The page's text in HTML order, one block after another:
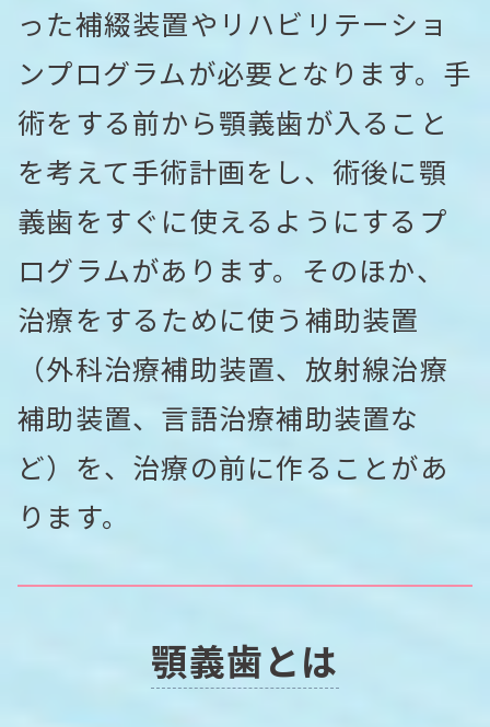
った補綴装置やリハビリテーショ
ンプログラムが必要となります。手
術をする前から顎義歯が入ること
を考えて手術計画をし、術後に顎
義歯をすぐに使えるようにするプ
ログラムがあります。そのほか、
治療をするために使う補助装置
（外科治療補助装置、放射線治療
補助装置、言語治療補助装置な
ど）を、治療の前に作ることがあ
ります。
顎義歯とは